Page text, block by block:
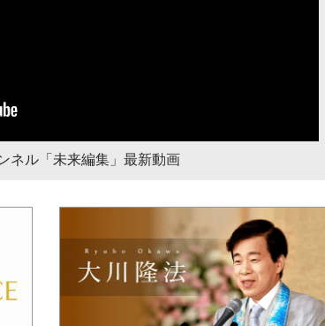
ネル「未来編集」最新動画